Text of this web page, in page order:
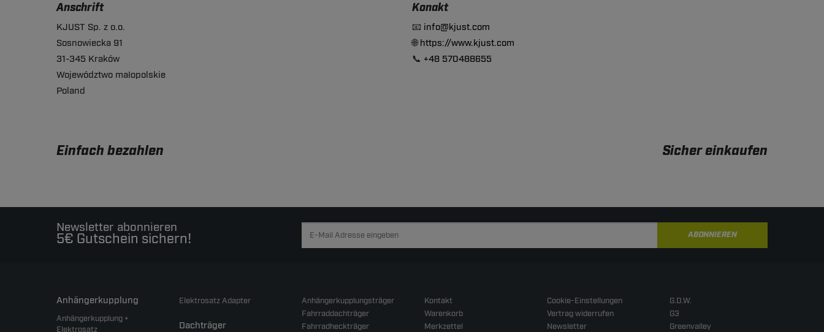
Anschrift
KJUST Sp. z o.o.
Sosnowiecka 91
31-345 Kraków
Województwo małopolskie
Poland
Konakt
📧 info@kjust.com
🌐https://www.kjust.com
📞 +48 570488655
Einfach bezahlen Sicher einkaufen
Newsletter abonnieren
5€ Gutschein sichern! ABONNIEREN
Anhängerkupplung
Anhängerkupplung +
Elektrosatz
Elektrosatz Adapter
Dachträger
Anhängerkupplungsträger
Fahrraddachträger
Fahrradheckträger
Kontakt
Warenkorb
Merkzettel
Cookie-Einstellungen
Vertrag widerrufen
Newsletter
G.D.W.
G3
Greenvalley